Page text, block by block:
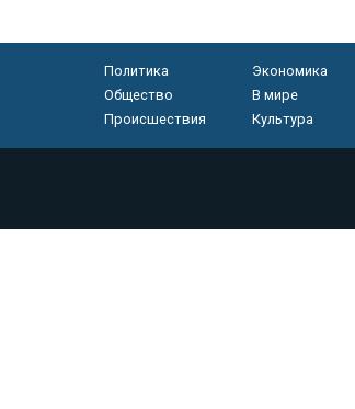
Политика
Экономика
Общество
В мире
Происшествия
Культура
Федеральной службе по надзору в сфере